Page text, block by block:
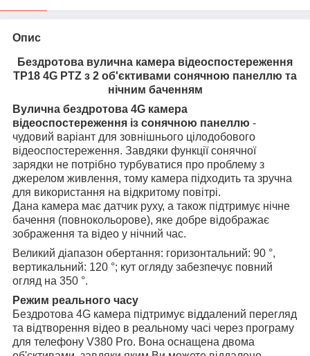
Опис
Бездротова вулична камера відеоспостереження
ТР18 4G PTZ з 2 об'єктивами сонячною панеллю та
нічним баченням
Вулична бездротова 4G камера
відеоспостереження із сонячною панеллю -
чудовий варіант для зовнішнього цілодобового
відеоспостереження. Завдяки функції сонячної
зарядки не потрібно турбуватися про проблему з
джерелом живлення, тому камера підходить та зручна
для використання на відкритому повітрі.
Дана камера має датчик руху, а також підтримує нічне
бачення (повнокольорове), яке добре відображає
зображення та відео у нічний час.
Великий діапазон обертання: горизонтальний: 90 °,
вертикальний: 120 °; кут огляду забезпечує повний
огляд на 350 °.
Режим реального часу
Бездротова 4G камера підтримує віддалений перегляд
та відтворення відео в реальному часі через програму
для телефону V380 Pro. Вона оснащена двома